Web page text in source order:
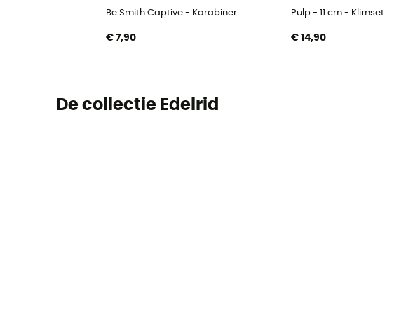
Be Smith Captive - Karabiner
€ 7,90
Pulp - 11 cm - Klimset
€ 14,90
De collectie Edelrid